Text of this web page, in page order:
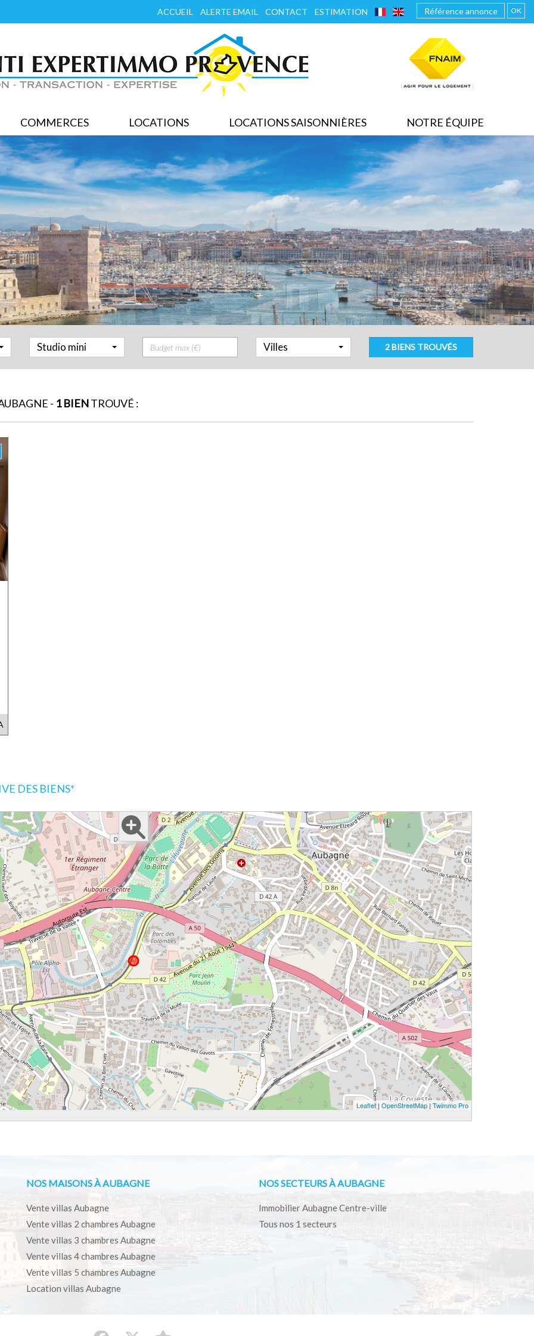
FRANÇAISENGLISH
ACCUEIL ALERTE EMAIL CONTACT ESTIMATION OK
COMMERCES LOCATIONS LOCATIONS SAISONNIÈRES NOTRE ÉQUIPE
Studio mini Prix Villes 2 BIENS TROUVÉS
- 1 BIENTROUVÉ :
DES BIENS*
Leaflet| OpenStreetMap |Twimmo Pro
NOS MAISONS À AUBAGNE
Vente villas Aubagne
Vente villas 2 chambres Aubagne
Vente villas 3 chambres Aubagne
Vente villas 4 chambres Aubagne
Vente villas 5 chambres Aubagne
Location villas Aubagne
NOS SECTEURS À AUBAGNE
Immobilier Aubagne Centre-ville
Tous nos 1 secteurs